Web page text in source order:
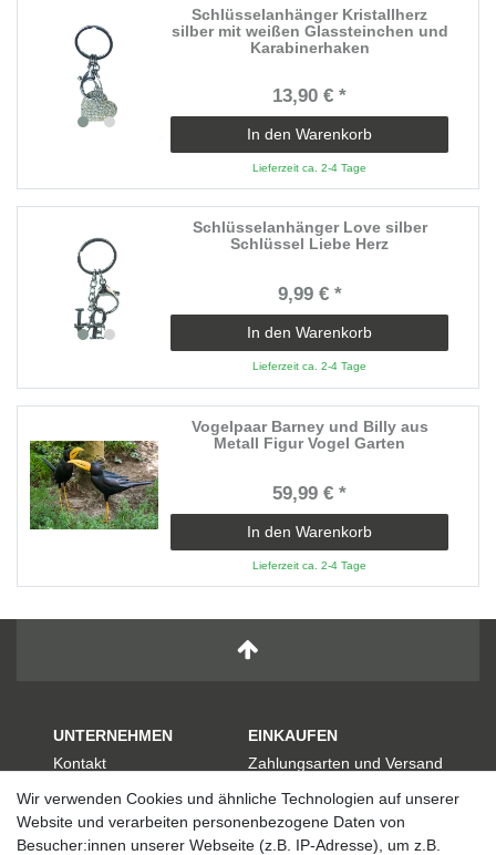
Schlüsselanhänger Kristallherz
silber mit weißen Glassteinchen und
Karabinerhaken
13,90 € *
In den Warenkorb
Lieferzeit ca. 2-4 Tage
Schlüsselanhänger Love silber
Schlüssel Liebe Herz
9,99 € *
In den Warenkorb
Lieferzeit ca. 2-4 Tage
Vogelpaar Barney und Billy aus
Metall Figur Vogel Garten
59,99 € *
In den Warenkorb
Lieferzeit ca. 2-4 Tage
UNTERNEHMEN
Kontakt
AGB
Impressum
EINKAUFEN
Zahlungsarten und Versand
Hilfe
Wir verwenden Cookies und ähnliche Technologien auf unserer
Website und verarbeiten personenbezogene Daten von
Besucher:innen unserer Webseite (z.B. IP-Adresse), um z.B.